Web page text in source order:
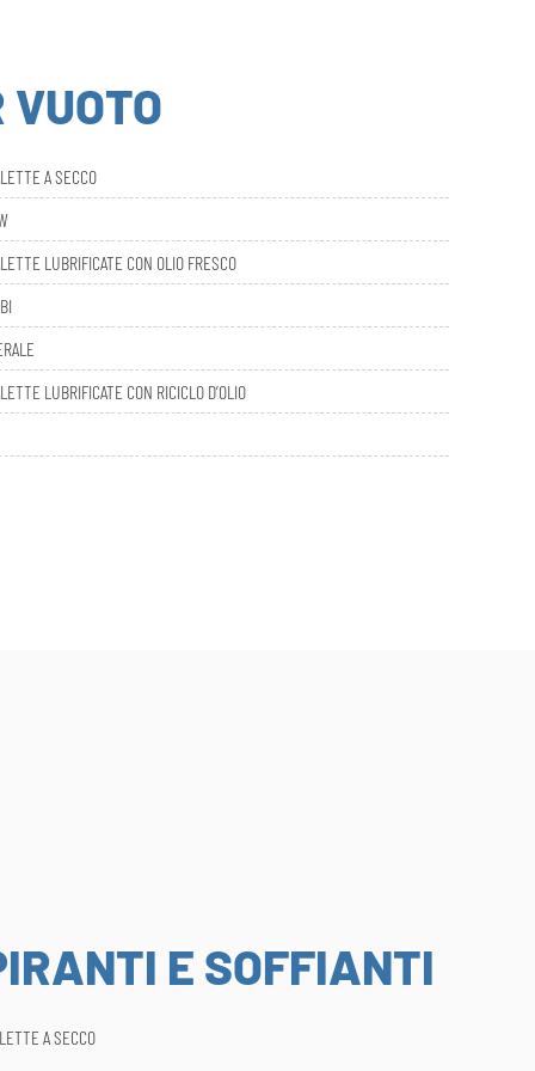
VUOTO
A SECCO
LUBRIFICATE CON OLIO FRESCO
LUBRIFICATE CON RICICLO D’OLIO
E SOFFIANTI
A SECCO